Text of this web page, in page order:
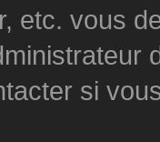
etc. vous
si